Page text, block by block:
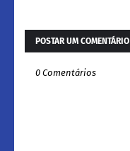
POSTAR UM COMENTÁRIO
0 Comentários